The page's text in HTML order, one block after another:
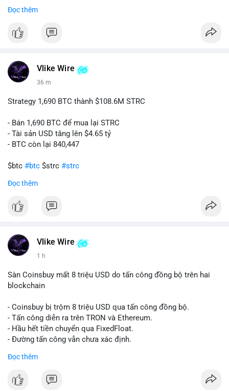
#binancesquare
#vlikevn #titanbot
Đọc thêm
Vlike Wire
36 m
Strategy 1,690 BTC thành $108.6M STRC
- Bán 1,690 BTC để mua lại STRC
- Tài sản USD tăng lên $4.65 tỷ
- BTC còn lại 840,447
$btc #btc $strc #strc
#vlikevn
📰 Nguồn: Cointelegraph
Đọc thêm
Vlike Wire
1 h
Sàn Coinsbuy mất 8 triệu USD do tấn công đồng bộ trên hai
blockchain
- Coinsbuy bị trộm 8 triệu USD qua tấn công đồng bộ.
- Tấn công diễn ra trên TRON và Ethereum.
- Hầu hết tiền chuyển qua FixedFloat.
- Đường tấn công vẫn chưa xác định.
#binancesquare
$trx $eth
Đọc thêm